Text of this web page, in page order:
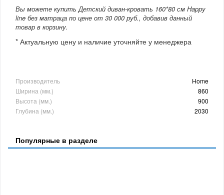
Вы можете купить Детский диван-кровать 160*80 см Happy
line без матраца по цене от 30 000 руб., добавив данный
товар в корзину.
* Актуальную цену и наличие уточняйте у менеджера
Производитель
Home
Ширина (мм.)
860
Высота (мм.)
900
Глубина (мм.)
2030
Популярные в разделе